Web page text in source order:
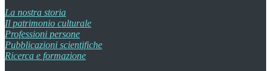
La nostra storia
Il patrimonio culturale
Professioni persone
Pubblicazioni scientifiche
Ricerca e formazione